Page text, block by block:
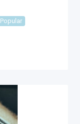
Popular